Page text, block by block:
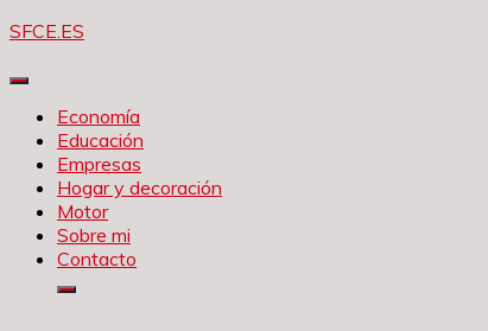
Saltar
contenido
SFCE.ES
Economía
Educación
Empresas
Hogar y decoración
Motor
Sobre mi
Contacto